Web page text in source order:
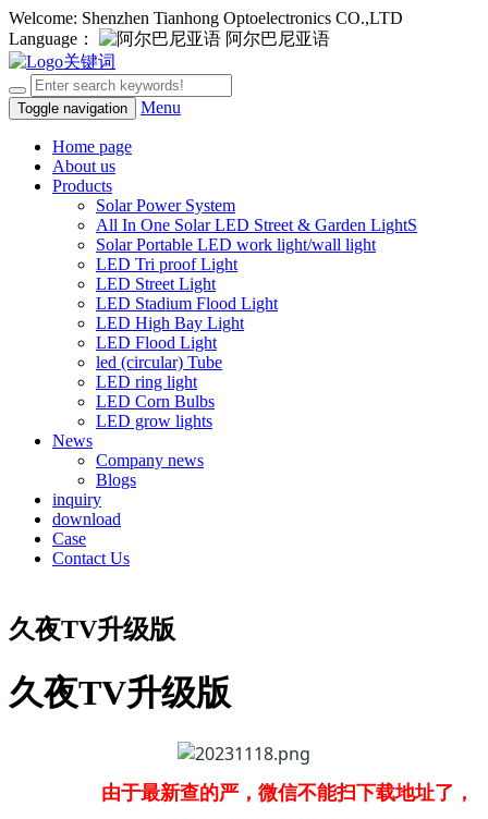
Welcome: Shenzhen Tianhong Optoelectronics CO.,LTD
Language：
阿尔巴尼亚语
Toggle navigation Menu
Home page
About us
Products
Solar Power System
All In One Solar LED Street & Garden LightS
Solar Portable LED work light/wall light
LED Tri proof Light
LED Street Light
LED Stadium Flood Light
LED High Bay Light
LED Flood Light
led (circular) Tube
LED ring light
LED Corn Bulbs
LED grow lights
News
Company news
Blogs
inquiry
download
Case
Contact Us
久夜TV升级版
久夜TV升级版
由于最新查的严，微信不能扫下载地址了，